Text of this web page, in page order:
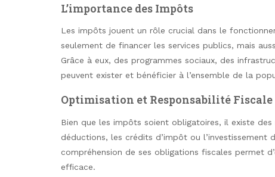
L’importance des Impôts
Les impôts jouent un rôle crucial dans le
seulement de financer les services publics, mais
Grâce à eux, des programmes sociaux, des
peuvent exister et bénéficier à l’ensemble de la
Optimisation et Responsabilité Fiscale
Bien que les impôts soient obligatoires, il existe
déductions, les crédits d’impôt ou l’investissement
compréhension de ses obligations fiscales permet
efficace.